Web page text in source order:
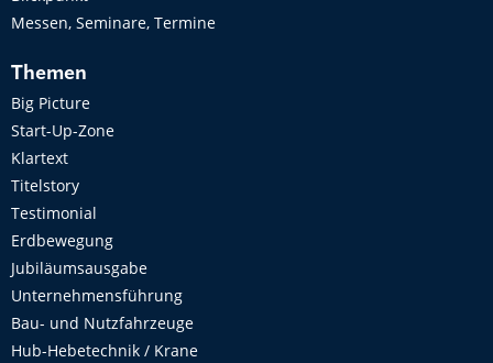
Messen, Seminare, Termine
Themen
Big Picture
Start-Up-Zone
Klartext
Titelstory
Testimonial
Erdbewegung
Jubiläumsausgabe
Unternehmensführung
Bau- und Nutzfahrzeuge
Hub-Hebetechnik / Krane